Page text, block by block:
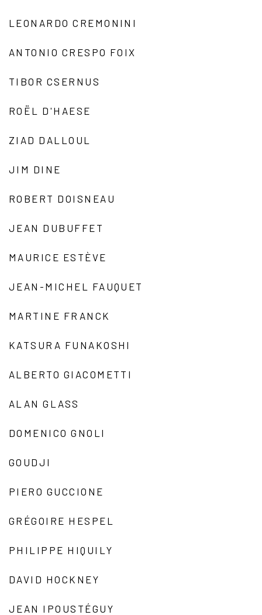
LEONARDO CREMONINI
ANTONIO CRESPO FOIX
TIBOR CSERNUS
ROËL D'HAESE
ZIAD DALLOUL
JIM DINE
ROBERT DOISNEAU
JEAN DUBUFFET
MAURICE ESTÈVE
JEAN-MICHEL FAUQUET
MARTINE FRANCK
KATSURA FUNAKOSHI
ALBERTO GIACOMETTI
ALAN GLASS
DOMENICO GNOLI
GOUDJI
PIERO GUCCIONE
GRÉGOIRE HESPEL
PHILIPPE HIQUILY
DAVID HOCKNEY
JEAN IPOUSTÉGUY